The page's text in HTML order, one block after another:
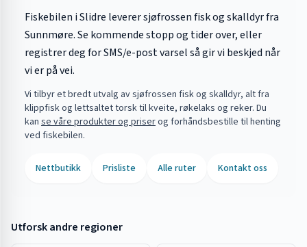
Fiskebilen i Slidre leverer sjøfrossen fisk og skalldyr fra
Sunnmøre. Se kommende stopp og tider over, eller
registrer deg for SMS/e-post varsel så gir vi beskjed når
vi er på vei.
Vi tilbyr et bredt utvalg av sjøfrossen fisk og skalldyr, alt fra
klippfisk og lettsaltet torsk til kveite, røkelaks og reker. Du
kan se våre produkter og priserog forhåndsbestille til henting
ved fiskebilen.
Nettbutikk Prisliste Alle ruter Kontakt oss
Utforsk andre regioner